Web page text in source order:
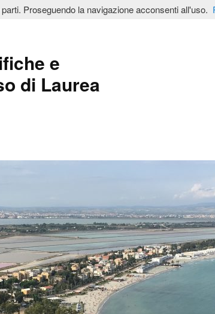
e
di Laurea
Proseguendo la navigazione acconsenti all'uso.